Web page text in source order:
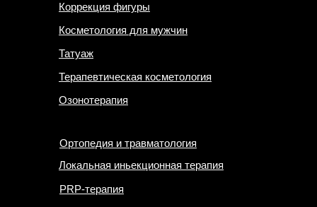
Коррекция фигуры
Косметология для мужчин
Татуаж
Терапевтическая косметология
Озонотерапия
Ортопедия и травматология
Локальная иньекционная терапия
PRP-терапия